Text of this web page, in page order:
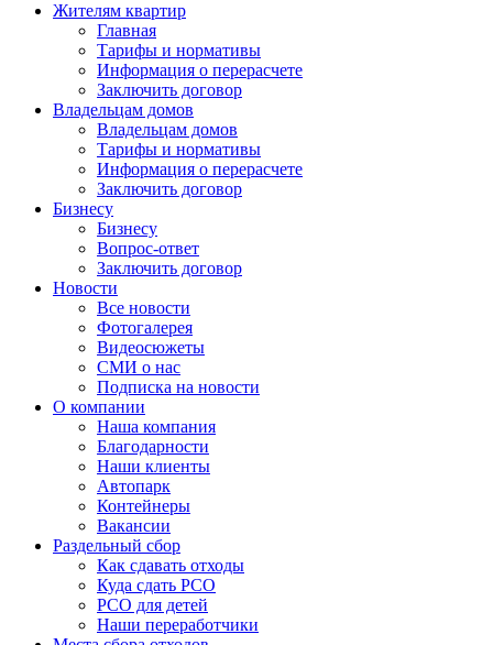
Жителям квартир
Главная
Тарифы и нормативы
Информация о перерасчете
Заключить договор
Владельцам домов
Владельцам домов
Тарифы и нормативы
Информация о перерасчете
Заключить договор
Бизнесу
Бизнесу
Вопрос-ответ
Заключить договор
Новости
Все новости
Фотогалерея
Видеосюжеты
СМИ о нас
Подписка на новости
О компании
Наша компания
Благодарности
Наши клиенты
Автопарк
Контейнеры
Вакансии
Раздельный сбор
Как сдавать отходы
Куда сдать РСО
РСО для детей
Наши переработчики